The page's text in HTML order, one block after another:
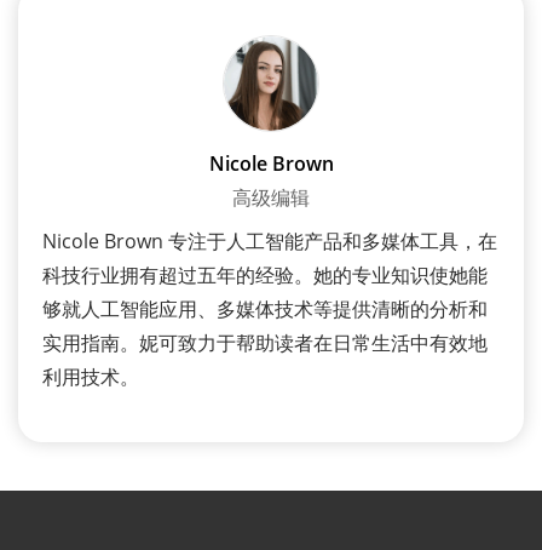
Nicole Brown
高级编辑
Nicole Brown 专注于人工智能产品和多媒体工具，在
科技行业拥有超过五年的经验。她的专业知识使她能
够就人工智能应用、多媒体技术等提供清晰的分析和
实用指南。妮可致力于帮助读者在日常生活中有效地
利用技术。